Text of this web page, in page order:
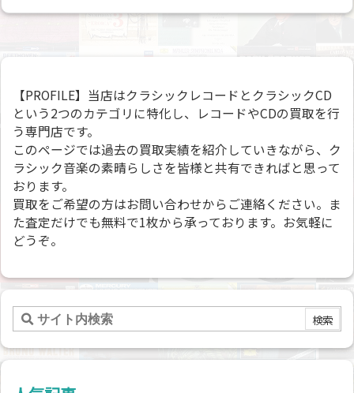
【PROFILE】当店はクラシックレコードとクラシックCD
という2つのカテゴリに特化し、レコードやCDの買取を行
う専門店です。
このページでは過去の買取実績を紹介していきながら、ク
ラシック音楽の素晴らしさを皆様と共有できればと思って
おります。
買取をご希望の方はお問い合わせからご連絡ください。ま
た査定だけでも無料で1枚から承っております。お気軽に
どうぞ。